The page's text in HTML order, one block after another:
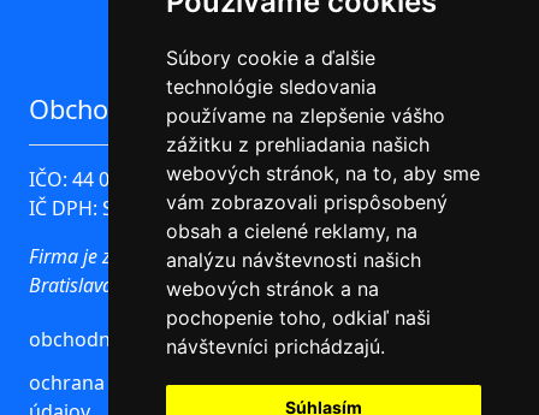
Súbory cookie a ďalšie
technológie sledovania
používame na zlepšenie vášho
zážitku z prehliadania našich
webových stránok, na to, aby sme
vám zobrazovali prispôsobený
obsah a cielené reklamy, na
analýzu návštevnosti našich
webových stránok a na
pochopenie toho, odkiaľ naši
návštevníci prichádzajú.
Súhlasím
Obchodné údaje
IČO: 44 096 780
IČ DPH: SK2022576743
Firma je zapísaná v Obchodnom registri Okresného súdu
Bratislava I oddiel Sro, Vložka číslo: 51631/B
obchodné podmienky
ochrana osobných